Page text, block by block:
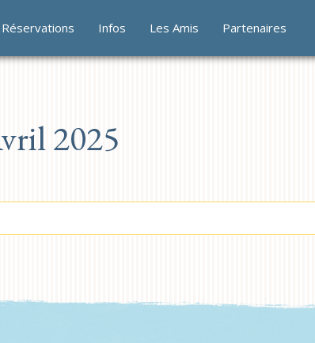
Réservations Infos Les Amis Partenaires
2025